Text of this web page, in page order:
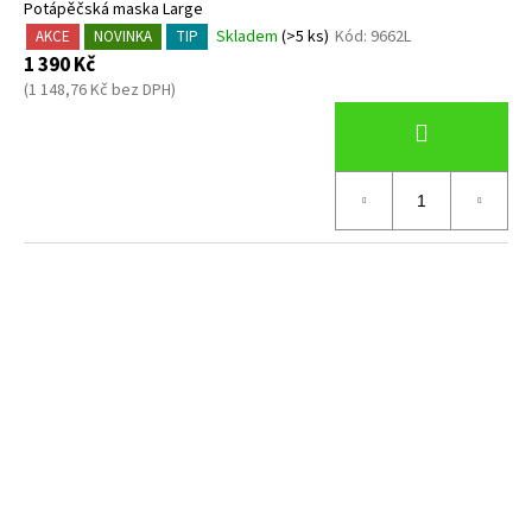
Potápěčská maska Large
AKCE NOVINKA TIP Skladem (>5 ks) Kód: 9662L
1 390 Kč
(1 148,76 Kč bez DPH)